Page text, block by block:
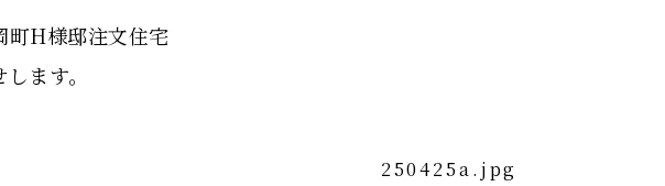
町H様邸注文住宅
ます。